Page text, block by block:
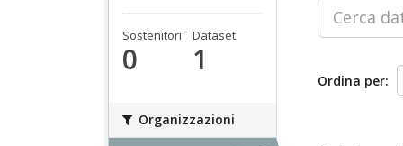
Sostenitori
0
Dataset
1
Organizzazioni
Ordina per